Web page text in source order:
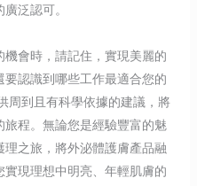
泛認可。
會時，請記住，實現美麗的
認識到哪些工作最適合您的
周到且有科學依據的建議，將
程。無論您是經驗豐富的魅
之旅，將外泌體護膚產品融
現理想中明亮、年輕肌膚的